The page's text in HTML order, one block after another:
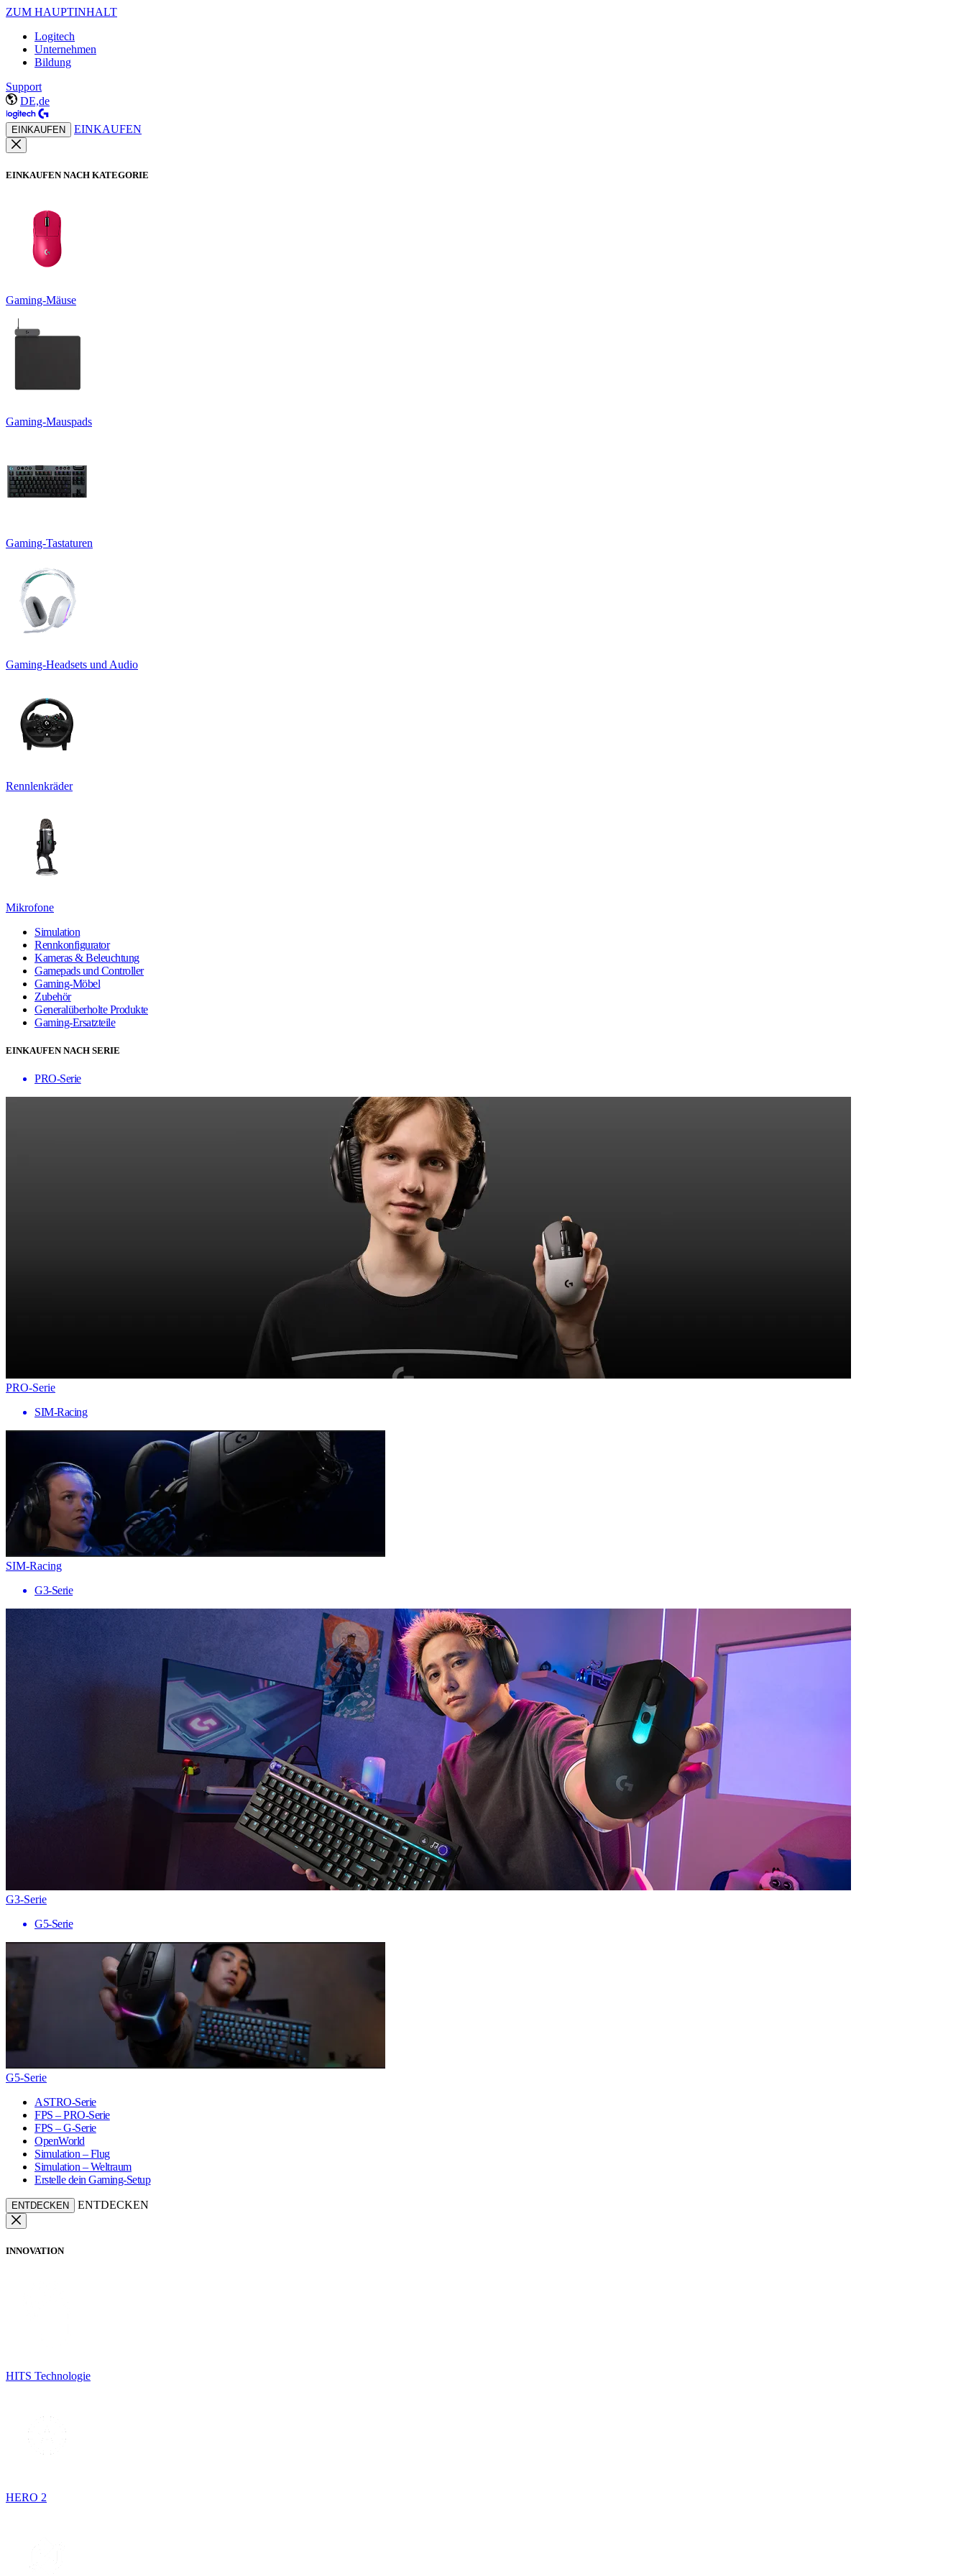
ZUM HAUPTINHALT
Logitech
Unternehmen
Bildung
Support
DE,de
EINKAUFEN EINKAUFEN
EINKAUFEN NACH KATEGORIE
Gaming-Mäuse
Gaming-Mauspads
Gaming-Tastaturen
Gaming-Headsets und Audio
Rennlenkräder
Mikrofone
Simulation
Rennkonfigurator
Kameras & Beleuchtung
Gamepads und Controller
Gaming-Möbel
Zubehör
Generalüberholte Produkte
Gaming-Ersatzteile
EINKAUFEN NACH SERIE
PRO-Serie
PRO-Serie
SIM-Racing
SIM-Racing
G3-Serie
G3-Serie
G5-Serie
G5-Serie
ASTRO-Serie
FPS – PRO-Serie
FPS – G-Serie
OpenWorld
Simulation – Flug
Simulation – Weltraum
Erstelle dein Gaming-Setup
ENTDECKEN ENTDECKEN
INNOVATION
HITS Technologie
HERO 2